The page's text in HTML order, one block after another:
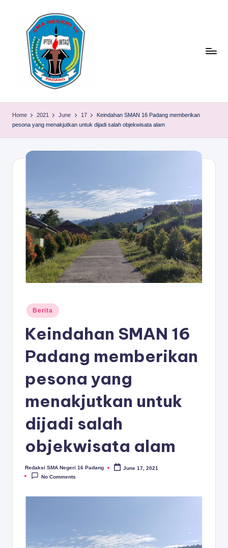
M
A
A
D
A
N
G
Home 2021 June 17
Keindahan SMAN 16 Padang memberikan
pesona yang menakjutkan untuk dijadi salah objekwisata alam
Posted
in
Berita
Keindahan SMAN 16
Padang memberikan
pesona yang
menakjutkan untuk
dijadi salah
objekwisata alam
Posted
by
Redaksi SMA Negeri 16 Padang
June 17, 2021
No Comments